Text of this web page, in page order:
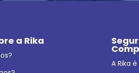
a Rika
A Rika